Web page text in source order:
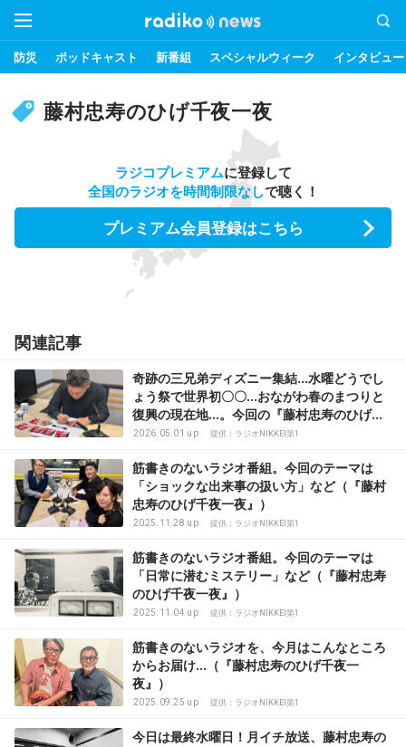
防災 ポッドキャスト 新番組 スペシャルウィーク インタビュー
藤村忠寿のひげ千夜一夜
ラジコプレミアムに登録して
全国のラジオを時間制限なしで聴く！
プレミアム会員登録はこちら
関連記事
奇跡の三兄弟ディズニー集結…水曜どうでし
ょう祭で世界初〇〇…おながわ春のまつりと
復興の現在地…。今回の『藤村忠寿のひげ千
夜一夜』はこんなテーマ！
2026.05.01 up 提供：ラジオNIKKEI第1
筋書きのないラジオ番組。今回のテーマは
「ショックな出来事の扱い方」など（『藤村
忠寿のひげ千夜一夜』）
2025.11.28 up 提供：ラジオNIKKEI第1
筋書きのないラジオ番組。今回のテーマは
「日常に潜むミステリー」など（『藤村忠寿
のひげ千夜一夜』）
2025.11.04 up 提供：ラジオNIKKEI第1
筋書きのないラジオを、今月はこんなところ
からお届け…（『藤村忠寿のひげ千夜一
夜』）
2025.09.25 up 提供：ラジオNIKKEI第1
今日は最終水曜日！月イチ放送、藤村忠寿の